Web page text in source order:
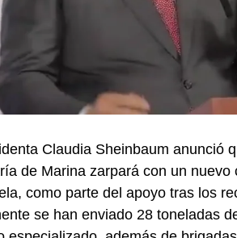
Claudia Sheinbaum anunció
de Marina zarpará con un
como parte del apoyo tras los
se han enviado 28 toneladas